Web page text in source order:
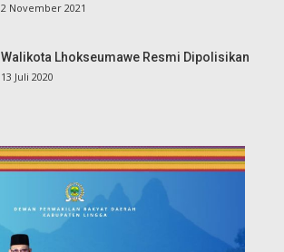
2 November 2021
Walikota Lhokseumawe Resmi Dipolisikan
13 Juli 2020